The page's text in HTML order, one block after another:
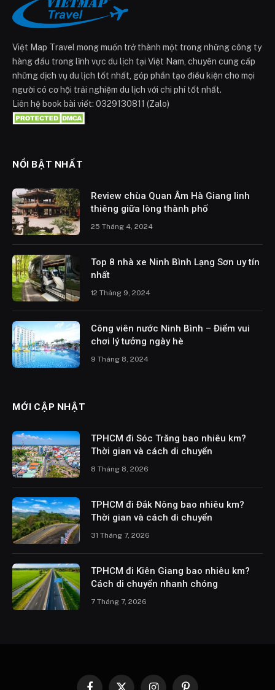
Việt Map Travel mong muốn trở thành một trong những công ty
hàng đầu trong lĩnh vực du lịch tại Việt Nam, chuyên cung cấp
những dịch vụ du lịch tốt nhất, góp phần tạo điều kiện cho mọi
người có cơ hội trải nghiệm du lịch với chi phí tốt nhất.
Liên hệ book bài viết: 0329130811 (Zalo)
NỔI BẬT NHẤT
Review chùa Quan Âm Hà Giang linh
thiêng giữa lòng thành phố
25 Tháng 4, 2024
Top 8 nhà xe Ninh Bình Lạng Sơn uy tín
nhất
12 Tháng 9, 2024
Công viên nước Ninh Bình – Điểm vui
chơi lý tưởng ngày hè
9 Tháng 8, 2024
MỚI CẬP NHẬT
TPHCM đi Sóc Trăng bao nhiêu km?
Thời gian và cách di chuyển
8 Tháng 8, 2026
TPHCM đi Đắk Nông bao nhiêu km?
Thời gian và cách di chuyển
31 Tháng 7, 2026
TPHCM đi Kiên Giang bao nhiêu km?
Cách di chuyển nhanh chóng
7 Tháng 7, 2026